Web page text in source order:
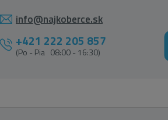
info@najkoberce.sk
+421 222 205 857
(Po - Pia 08:00 - 16:30)